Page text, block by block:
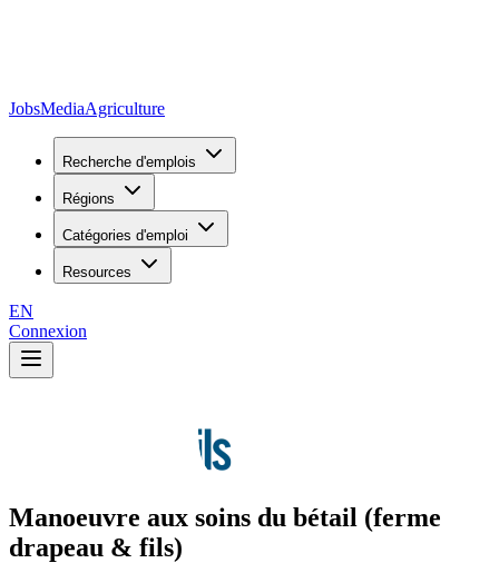
JobsMediaAgriculture
Recherche d'emplois
Régions
Catégories d'emploi
Resources
EN
Connexion
Manoeuvre aux soins du bétail (ferme
drapeau & fils)